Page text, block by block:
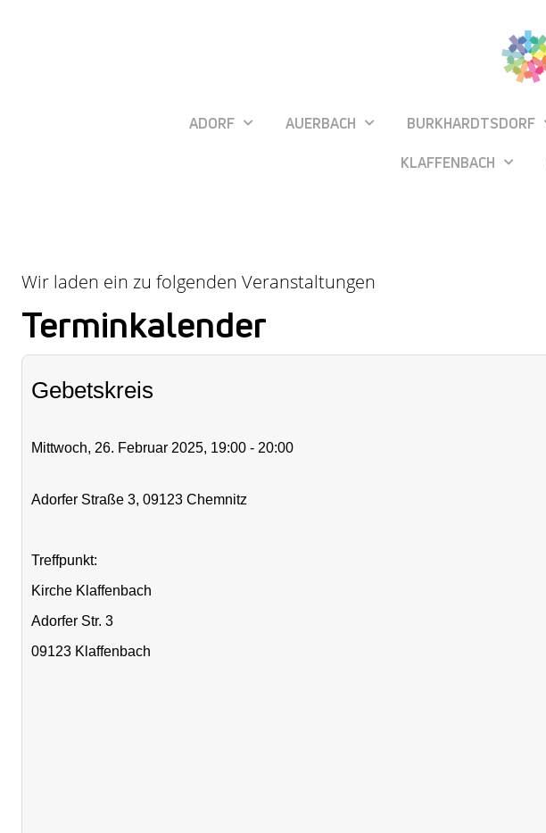
ADORF AUERBACH BURKHARDTSDORF
KLAFFENBACH
Wir laden ein zu folgenden Veranstaltungen
Terminkalender
Gebetskreis
Mittwoch, 26. Februar 2025, 19:00 - 20:00
Adorfer Straße 3, 09123 Chemnitz
Treffpunkt:
Kirche Klaffenbach
Adorfer Str. 3
09123 Klaffenbach